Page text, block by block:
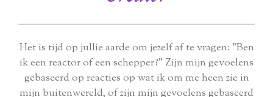
Het is tijd op jullie aarde om jezelf af te vragen: "Ben
ik een reactor of een schepper?" Zijn mijn gevoelens
gebaseerd op reacties op wat ik om me heen zie in
mijn buitenwereld, of zijn mijn gevoelens gebaseerd